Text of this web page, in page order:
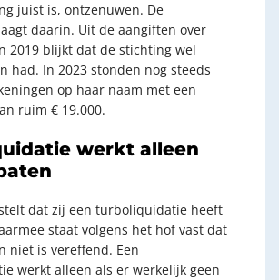
juist is, ontzenuwen. De
daarin. Uit de aangiften over
2019 blijkt dat de stichting wel
had. In 2023 stonden nog steeds
op haar naam met een
ruim € 19.000.
werkt alleen
dat zij een turboliquidatie heeft
staat volgens het hof vast dat
niet is vereffend. Een
werkt alleen als er werkelijk geen